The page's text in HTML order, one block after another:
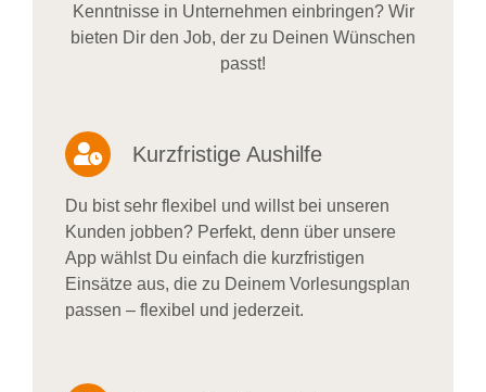
Kenntnisse in Unternehmen einbringen? Wir
bieten Dir den Job, der zu Deinen Wünschen
passt!
Kurzfristige Aushilfe
Du bist sehr flexibel und willst bei unseren
Kunden jobben? Perfekt, denn über unsere
App wählst Du einfach die kurzfristigen
Einsätze aus, die zu Deinem Vorlesungsplan
passen – flexibel und jederzeit.